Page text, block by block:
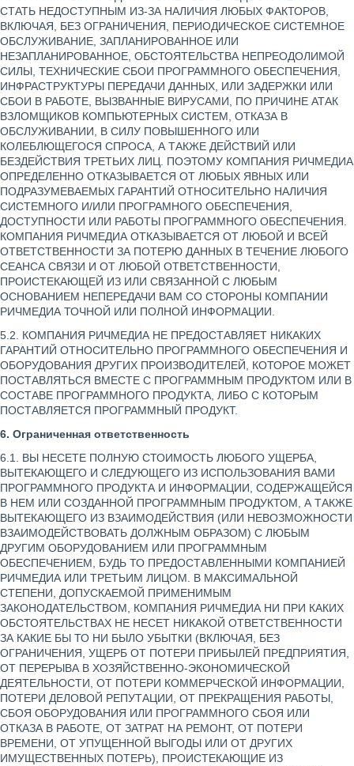
СТАТЬ НЕДОСТУПНЫМ ИЗ-ЗА НАЛИЧИЯ ЛЮБЫХ ФАКТОРОВ,
ВКЛЮЧАЯ, БЕЗ ОГРАНИЧЕНИЯ, ПЕРИОДИЧЕСКОЕ СИСТЕМНОЕ
ОБСЛУЖИВАНИЕ, ЗАПЛАНИРОВАННОЕ ИЛИ
НЕЗАПЛАНИРОВАННОЕ, ОБСТОЯТЕЛЬСТВА НЕПРЕОДОЛИМОЙ
СИЛЫ, ТЕХНИЧЕСКИЕ СБОИ ПРОГРАММНОГО ОБЕСПЕЧЕНИЯ,
ИНФРАСТРУКТУРЫ ПЕРЕДАЧИ ДАННЫХ, ИЛИ ЗАДЕРЖКИ ИЛИ
СБОИ В РАБОТЕ, ВЫЗВАННЫЕ ВИРУСАМИ, ПО ПРИЧИНЕ АТАК
ВЗЛОМЩИКОВ КОМПЬЮТЕРНЫХ СИСТЕМ, ОТКАЗА В
ОБСЛУЖИВАНИИ, В СИЛУ ПОВЫШЕННОГО ИЛИ
КОЛЕБЛЮЩЕГОСЯ СПРОСА, А ТАКЖЕ ДЕЙСТВИЙ ИЛИ
БЕЗДЕЙСТВИЯ ТРЕТЬИХ ЛИЦ. ПОЭТОМУ КОМПАНИЯ РИЧМЕДИА
ОПРЕДЕЛЕННО ОТКАЗЫВАЕТСЯ ОТ ЛЮБЫХ ЯВНЫХ ИЛИ
ПОДРАЗУМЕВАЕМЫХ ГАРАНТИЙ ОТНОСИТЕЛЬНО НАЛИЧИЯ
СИСТЕМНОГО И/ИЛИ ПРОГРАМНОГО ОБЕСПЕЧЕНИЯ,
ДОСТУПНОСТИ ИЛИ РАБОТЫ ПРОГРАММНОГО ОБЕСПЕЧЕНИЯ.
КОМПАНИЯ РИЧМЕДИА ОТКАЗЫВАЕТСЯ ОТ ЛЮБОЙ И ВСЕЙ
ОТВЕТСТВЕННОСТИ ЗА ПОТЕРЮ ДАННЫХ В ТЕЧЕНИЕ ЛЮБОГО
СЕАНСА СВЯЗИ И ОТ ЛЮБОЙ ОТВЕТСТВЕННОСТИ,
ПРОИСТЕКАЮЩЕЙ ИЗ ИЛИ СВЯЗАННОЙ С ЛЮБЫМ
ОСНОВАНИЕМ НЕПЕРЕДАЧИ ВАМ СО СТОРОНЫ КОМПАНИИ
РИЧМЕДИА ТОЧНОЙ ИЛИ ПОЛНОЙ ИНФОРМАЦИИ.
5.2. КОМПАНИЯ РИЧМЕДИА НЕ ПРЕДОСТАВЛЯЕТ НИКАКИХ
ГАРАНТИЙ ОТНОСИТЕЛЬНО ПРОГРАММНОГО ОБЕСПЕЧЕНИЯ И
ОБОРУДОВАНИЯ ДРУГИХ ПРОИЗВОДИТЕЛЕЙ, КОТОРОЕ МОЖЕТ
ПОСТАВЛЯТЬСЯ ВМЕСТЕ С ПРОГРАММНЫМ ПРОДУКТОМ ИЛИ В
СОСТАВЕ ПРОГРАММНОГО ПРОДУКТА, ЛИБО С КОТОРЫМ
ПОСТАВЛЯЕТСЯ ПРОГРАММНЫЙ ПРОДУКТ.
6. Ограниченная ответственность
6.1. ВЫ НЕСЕТЕ ПОЛНУЮ СТОИМОСТЬ ЛЮБОГО УЩЕРБА,
ВЫТЕКАЮЩЕГО И СЛЕДУЮЩЕГО ИЗ ИСПОЛЬЗОВАНИЯ ВАМИ
ПРОГРАММНОГО ПРОДУКТА И ИНФОРМАЦИИ, СОДЕРЖАЩЕЙСЯ
В НЕМ ИЛИ СОЗДАННОЙ ПРОГРАММНЫМ ПРОДУКТОМ, А ТАКЖЕ
ВЫТЕКАЮЩЕГО ИЗ ВЗАИМОДЕЙСТВИЯ (ИЛИ НЕВОЗМОЖНОСТИ
ВЗАИМОДЕЙСТВОВАТЬ ДОЛЖНЫМ ОБРАЗОМ) С ЛЮБЫМ
ДРУГИМ ОБОРУДОВАНИЕМ ИЛИ ПРОГРАММНЫМ
ОБЕСПЕЧЕНИЕМ, БУДЬ ТО ПРЕДОСТАВЛЕННЫМИ КОМПАНИЕЙ
РИЧМЕДИА ИЛИ ТРЕТЬИМ ЛИЦОМ. В МАКСИМАЛЬНОЙ
СТЕПЕНИ, ДОПУСКАЕМОЙ ПРИМЕНИМЫМ
ЗАКОНОДАТЕЛЬСТВОМ, КОМПАНИЯ РИЧМЕДИА НИ ПРИ КАКИХ
ОБСТОЯТЕЛЬСТВАХ НЕ НЕСЕТ НИКАКОЙ ОТВЕТСТВЕННОСТИ
ЗА КАКИЕ БЫ ТО НИ БЫЛО УБЫТКИ (ВКЛЮЧАЯ, БЕЗ
ОГРАНИЧЕНИЯ, УЩЕРБ ОТ ПОТЕРИ ПРИБЫЛЕЙ ПРЕДПРИЯТИЯ,
ОТ ПЕРЕРЫВА В ХОЗЯЙСТВЕННО-ЭКОНОМИЧЕСКОЙ
ДЕЯТЕЛЬНОСТИ, ОТ ПОТЕРИ КОММЕРЧЕСКОЙ ИНФОРМАЦИИ,
ПОТЕРИ ДЕЛОВОЙ РЕПУТАЦИИ, ОТ ПРЕКРАЩЕНИЯ РАБОТЫ,
СБОЯ ОБОРУДОВАНИЯ ИЛИ ПРОГРАММНОГО СБОЯ ИЛИ
ОТКАЗА В РАБОТЕ, ОТ ЗАТРАТ НА РЕМОНТ, ОТ ПОТЕРИ
ВРЕМЕНИ, ОТ УПУЩЕННОЙ ВЫГОДЫ ИЛИ ОТ ДРУГИХ
ИМУЩЕСТВЕННЫХ ПОТЕРЬ), ПРОИСТЕКАЮЩИЕ ИЗ